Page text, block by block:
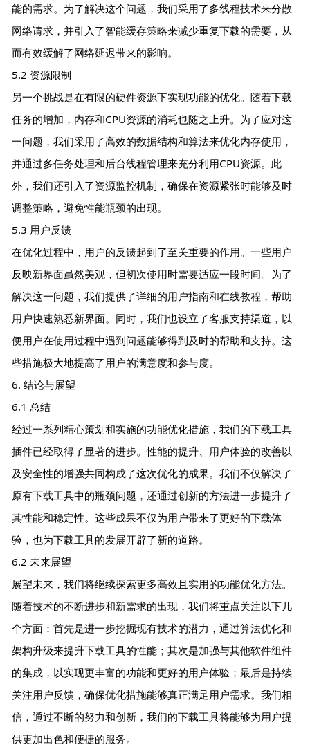
能的需求。为了解决这个问题，我们采用了多线程技术来分散
网络请求，并引入了智能缓存策略来减少重复下载的需要，从
而有效缓解了网络延迟带来的影响。
5.2 资源限制
另一个挑战是在有限的硬件资源下实现功能的优化。随着下载
任务的增加，内存和CPU资源的消耗也随之上升。为了应对这
一问题，我们采用了高效的数据结构和算法来优化内存使用，
并通过多任务处理和后台线程管理来充分利用CPU资源。此
外，我们还引入了资源监控机制，确保在资源紧张时能够及时
调整策略，避免性能瓶颈的出现。
5.3 用户反馈
在优化过程中，用户的反馈起到了至关重要的作用。一些用户
反映新界面虽然美观，但初次使用时需要适应一段时间。为了
解决这一问题，我们提供了详细的用户指南和在线教程，帮助
用户快速熟悉新界面。同时，我们也设立了客服支持渠道，以
便用户在使用过程中遇到问题能够得到及时的帮助和支持。这
些措施极大地提高了用户的满意度和参与度。
6. 结论与展望
6.1 总结
经过一系列精心策划和实施的功能优化措施，我们的下载工具
插件已经取得了显著的进步。性能的提升、用户体验的改善以
及安全性的增强共同构成了这次优化的成果。我们不仅解决了
原有下载工具中的瓶颈问题，还通过创新的方法进一步提升了
其性能和稳定性。这些成果不仅为用户带来了更好的下载体
验，也为下载工具的发展开辟了新的道路。
6.2 未来展望
展望未来，我们将继续探索更多高效且实用的功能优化方法。
随着技术的不断进步和新需求的出现，我们将重点关注以下几
个方面：首先是进一步挖掘现有技术的潜力，通过算法优化和
架构升级来提升下载工具的性能；其次是加强与其他软件组件
的集成，以实现更丰富的功能和更好的用户体验；最后是持续
关注用户反馈，确保优化措施能够真正满足用户需求。我们相
信，通过不断的努力和创新，我们的下载工具将能够为用户提
供更加出色和便捷的服务。